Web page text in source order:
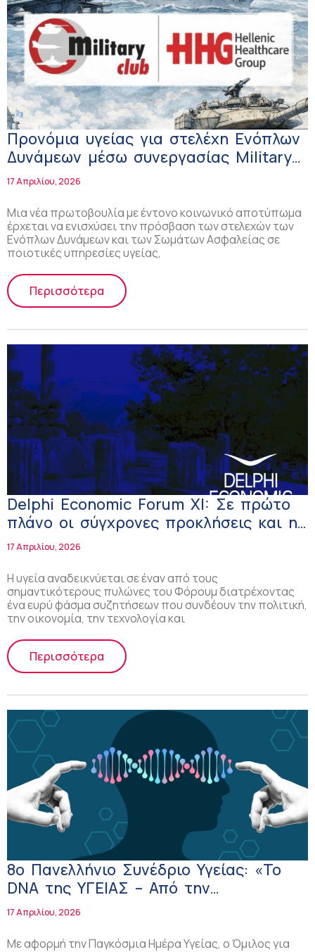
Προνόμια υγείας για στελέχη Ενόπλων
Δυνάμεων μέσω συνεργασίας Military
Club – HHG
17 Απριλίου, 2026
Μια νέα πρωτοβουλία με έντονο κοινωνικό αποτύπωμα
έρχεται να ενισχύσει την πρόσβαση των στελεχών των
Ενόπλων Δυνάμεων και των Σωμάτων Ασφαλείας σε
ποιοτικές υπηρεσίες υγείας,
Περισσότερα
Delphi Economic Forum XI: Σε πρώτο
πλάνο οι σύγχρονες προκλήσεις και η
επόμενη ημέρα στην υγεία
17 Απριλίου, 2026
Η υγεία αναδεικνύεται σε έναν από τους
σημαντικότερους πυλώνες του Φόρουμ διατρέχοντας
ένα ευρύ φάσμα συζητήσεων που συνδέουν την πολιτική,
την οικονομία, την τεχνολογία και
Περισσότερα
8o Πανελλήνιο Συνέδριο Υγείας: «Το
DNA της ΥΓΕΙΑΣ – Από την
Κληρονομικότητα στην Ελευθερία της
Επιλογής»
17 Απριλίου, 2026
Με αφορμή την Παγκόσμια Ημέρα Υγείας, ο Όμιλος για